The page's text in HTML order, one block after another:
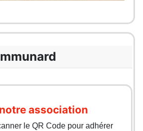
association
le QR Code pour adhérer